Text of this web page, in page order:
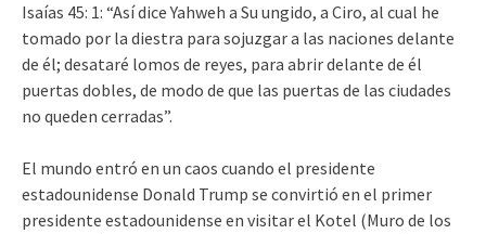
Isaías 45: 1: “Así dice Yahweh a Su ungido, a Ciro, al cual he
tomado por la diestra para sojuzgar a las naciones delante
de él; desataré lomos de reyes, para abrir delante de él
puertas dobles, de modo de que las puertas de las ciudades
no queden cerradas”.
El mundo entró en un caos cuando el presidente
estadounidense Donald Trump se convirtió en el primer
presidente estadounidense en visitar el Kotel (Muro de los